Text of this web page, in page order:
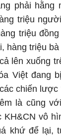
phải hằng
triệu
triệu
triệu
lên xuống
Việt đang
chiến
là cũng
vô
khứ để lại,